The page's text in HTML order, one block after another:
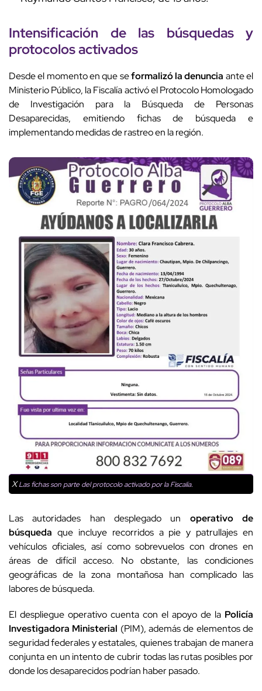
Intensificación de las búsquedas y
protocolos activados
Desde el momento en que seformalizó la denuncia ante el
Ministerio Público, la Fiscalía activó el Protocolo Homologado
de Investigación para la Búsqueda de Personas
Desaparecidas, emitiendo fichas de búsqueda e
implementando medidas de rastreo en la región.
XLas fichas son parte del protocolo activado por la Fiscalía.
Las autoridades han desplegado un operativo de
búsqueda que incluye recorridos a pie y patrullajes en
vehículos oficiales, así como sobrevuelos con drones en
áreas de difícil acceso. No obstante, las condiciones
geográficas de la zona montañosa han complicado las
labores de búsqueda.
El despliegue operativo cuenta con el apoyo de la Policía
Investigadora Ministerial (PIM), además de elementos de
seguridad federales y estatales, quienes trabajan de manera
conjunta en un intento de cubrir todas las rutas posibles por
donde los desaparecidos podrían haber pasado.